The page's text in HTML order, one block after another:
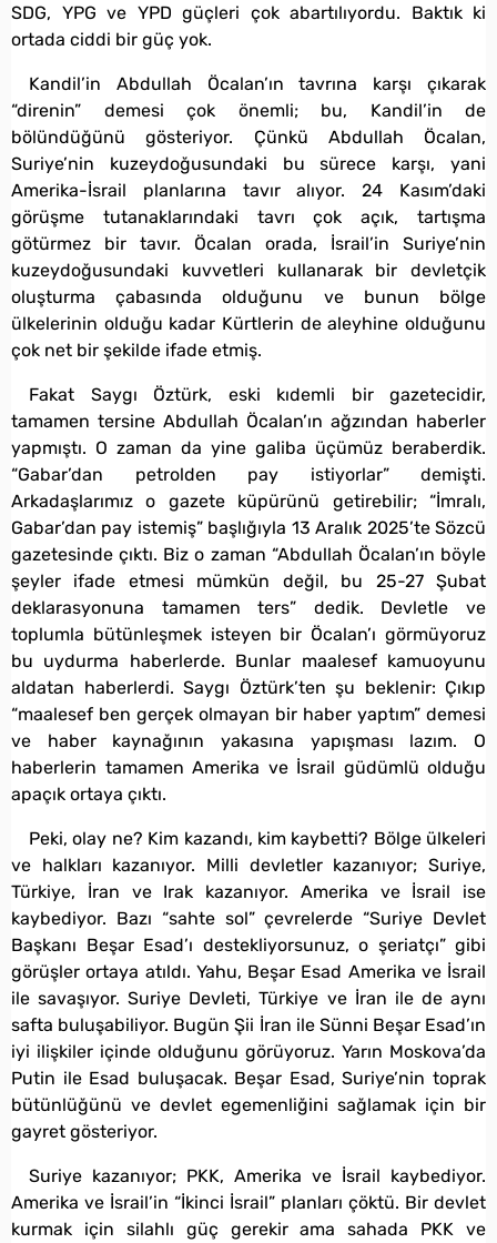
SDG, YPG ve YPD güçleri çok abartılıyordu. Baktık ki
ortada ciddi bir güç yok.
Kandil’in Abdullah Öcalan’ın tavrına karşı çıkarak
“direnin” demesi çok önemli; bu, Kandil’in de
bölündüğünü gösteriyor. Çünkü Abdullah Öcalan,
Suriye’nin kuzeydoğusundaki bu sürece karşı, yani
Amerika-İsrail planlarına tavır alıyor. 24 Kasım’daki
görüşme tutanaklarındaki tavrı çok açık, tartışma
götürmez bir tavır. Öcalan orada, İsrail’in Suriye’nin
kuzeydoğusundaki kuvvetleri kullanarak bir devletçik
oluşturma çabasında olduğunu ve bunun bölge
ülkelerinin olduğu kadar Kürtlerin de aleyhine olduğunu
çok net bir şekilde ifade etmiş.
Fakat Saygı Öztürk, eski kıdemli bir gazetecidir,
tamamen tersine Abdullah Öcalan’ın ağzından haberler
yapmıştı. O zaman da yine galiba üçümüz beraberdik.
“Gabar’dan petrolden pay istiyorlar” demişti.
Arkadaşlarımız o gazete küpürünü getirebilir; “İmralı,
Gabar’dan pay istemiş” başlığıyla 13 Aralık 2025’te Sözcü
gazetesinde çıktı. Biz o zaman “Abdullah Öcalan’ın böyle
şeyler ifade etmesi mümkün değil, bu 25-27 Şubat
deklarasyonuna tamamen ters” dedik. Devletle ve
toplumla bütünleşmek isteyen bir Öcalan’ı görmüyoruz
bu uydurma haberlerde. Bunlar maalesef kamuoyunu
aldatan haberlerdi. Saygı Öztürk’ten şu beklenir: Çıkıp
“maalesef ben gerçek olmayan bir haber yaptım” demesi
ve haber kaynağının yakasına yapışması lazım. O
haberlerin tamamen Amerika ve İsrail güdümlü olduğu
apaçık ortaya çıktı.
Peki, olay ne? Kim kazandı, kim kaybetti? Bölge ülkeleri
ve halkları kazanıyor. Milli devletler kazanıyor; Suriye,
Türkiye, İran ve Irak kazanıyor. Amerika ve İsrail ise
kaybediyor. Bazı “sahte sol” çevrelerde “Suriye Devlet
Başkanı Beşar Esad’ı destekliyorsunuz, o şeriatçı” gibi
görüşler ortaya atıldı. Yahu, Beşar Esad Amerika ve İsrail
ile savaşıyor. Suriye Devleti, Türkiye ve İran ile de aynı
safta buluşabiliyor. Bugün Şii İran ile Sünni Beşar Esad’ın
iyi ilişkiler içinde olduğunu görüyoruz. Yarın Moskova’da
Putin ile Esad buluşacak. Beşar Esad, Suriye’nin toprak
bütünlüğünü ve devlet egemenliğini sağlamak için bir
gayret gösteriyor.
Suriye kazanıyor; PKK, Amerika ve İsrail kaybediyor.
Amerika ve İsrail’in “İkinci İsrail” planları çöktü. Bir devlet
kurmak için silahlı güç gerekir ama sahada PKK ve